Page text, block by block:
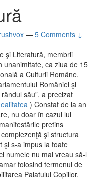
— 5 Comments ↓
şi Literatură, membrii
unanimitate, ca ziua de 15
a Culturii Române.
României şi
său”, a precizat
) Constat de la an
nu doar în cazul lui
pretins
şi structura
şi s-a impus la toate
numele nu mai vreau să-l
folosind termenul de
Palatului Copiilor.